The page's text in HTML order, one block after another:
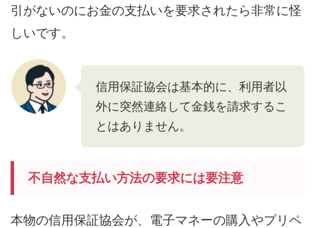
引がないのにお金の支払いを要求されたら非常に怪
しいです。
信用保証協会は基本的に、利用者以
外に突然連絡して金銭を請求するこ
とはありません。
不自然な支払い方法の要求には要注意
本物の信用保証協会が、電子マネーの購入やプリペ